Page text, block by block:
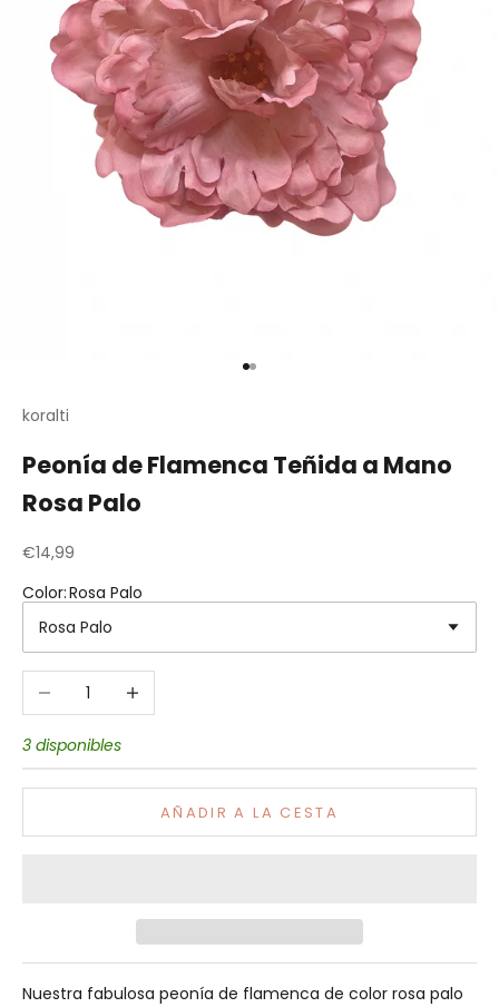
Ir al artículo 1
Ir al artículo 2
koralti
Peonía de Flamenca Teñida a Mano
Rosa Palo
Precio de oferta
€14,99
Color:Rosa Palo
Rosa Palo
Reducir cantidadAumentar cantidad
3 disponibles
AÑADIR A LA CESTA
Nuestra fabulosa peonía de flamenca de color rosa palo